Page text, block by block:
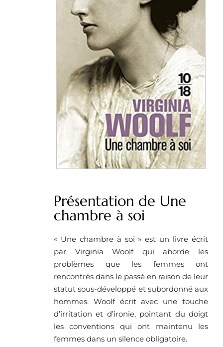
Présentation de Une
chambre à soi
« Une chambre à soi » est un livre écrit
par Virginia Woolf qui aborde les
problèmes que les femmes ont
rencontrés dans le passé en raison de leur
statut sous-développé et subordonné aux
hommes. Woolf écrit avec une touche
d’irritation et d’ironie, pointant du doigt
les conventions qui ont maintenu les
femmes dans un silence obligatoire.